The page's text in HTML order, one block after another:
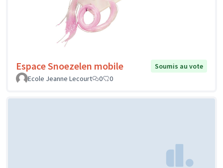
Espace Snoezelen mobile
Soumis au vote
Ecole Jeanne Lecourt
0 0